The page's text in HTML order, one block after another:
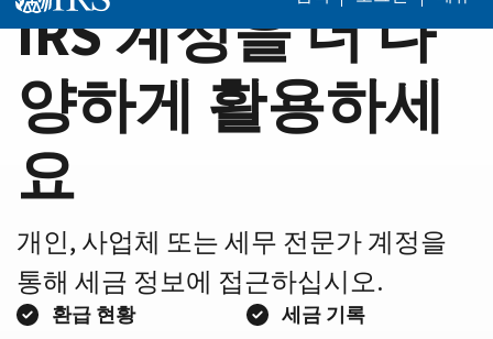
IRS 계정을 더 다
양하게 활용하세
요
개인, 사업체 또는 세무 전문가 계정을
통해 세금 정보에 접근하십시오.
환급 현황
세금 기록